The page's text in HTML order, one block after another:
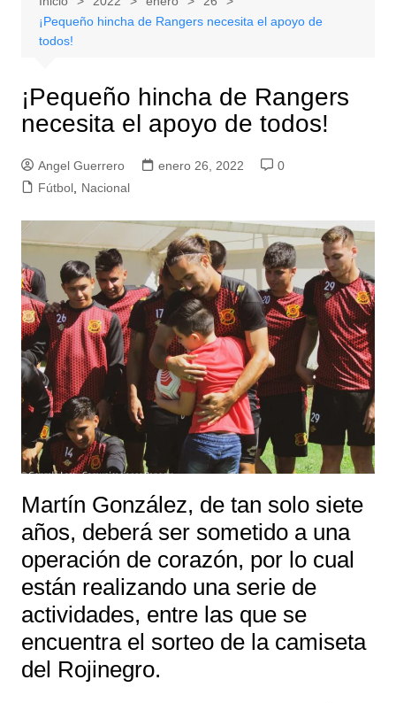
¡Pequeño hincha de Rangers necesita el apoyo de
todos!
¡Pequeño hincha de Rangers
necesita el apoyo de todos!
Angel Guerrero enero 26, 2022
0
Fútbol, Nacional
Martín González, de tan solo siete
años, deberá ser sometido a una
operación de corazón, por lo cual
están realizando una serie de
actividades, entre las que se
encuentra el sorteo de la camiseta
del Rojinegro.